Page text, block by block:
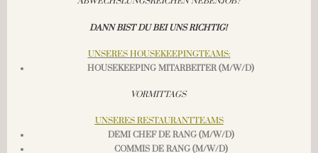
DANN BIST DU BEI UNS RICHTIG!
UNSERES HOUSEKEEPINGTEAMS:
HOUSEKEEPING MITARBEITER (M/W/D)
VORMITTAGS
UNSERES RESTAURANTTEAMS
DEMI CHEF DE RANG (M/W/D)
COMMIS DE RANG (M/W/D)